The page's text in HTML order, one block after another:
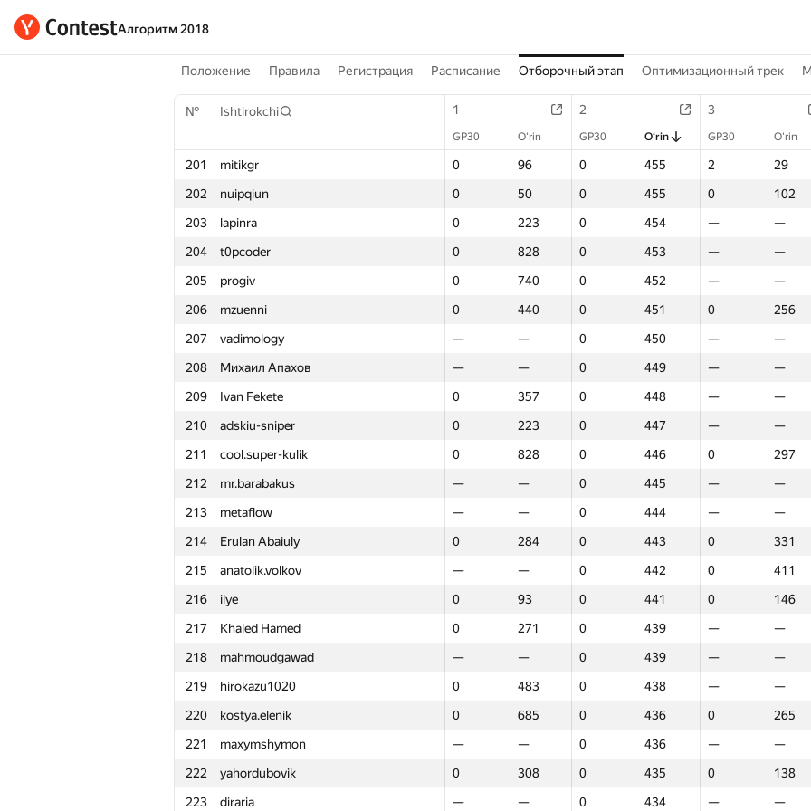
Алгоритм 2018
Положение Правила Регистрация Расписание Отборочный этап Оптимизационный трек
№ Ishtirokchi 1 2 3
GP30 O‘rin GP30 O‘rin GP30 O‘rin
201 mitikgr 0 96 0 455 2
29
202
nuipqiun 0 50 0 455 0
102
203
lapinra 0 223 0 454 —
—
204
t0pcoder 0 828 0 453 —
—
205
progiv 0 740 0 452 —
—
206
mzuenni 0 440 0 451 0
256
207
vadimology — — 0 450 —
—
208
Михаил Апахов — — 0 449 —
—
209
Ivan Fekete 0 357 0 448 —
—
210
adskiu-sniper 0 223 0 447 —
—
211
cool.super-kulik 0 828 0 446 0
297
212
mr.barabakus — — 0 445 —
—
213
metaflow — — 0 444 —
—
214
Erulan Abaiuly 0 284 0 443 0
331
215
anatolik.volkov — — 0 442 0
411
216
ilye 0 93 0 441 0
146
217
Khaled Hamed 0 271 0 439 —
—
218
mahmoudgawad — — 0 439 —
—
219
hirokazu1020 0 483 0 438 —
—
220
kostya.elenik 0 685 0 436 0
265
221
maxymshymon — — 0 436 —
—
222
yahordubovik 0 308 0 435 0
138
223
diraria — — 0 434 —
—
Ishtirokchi 1 2 3
GP30 O‘rin